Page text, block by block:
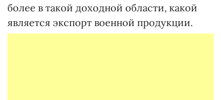
более в такой доходной области, какой
является экспорт военной продукции.